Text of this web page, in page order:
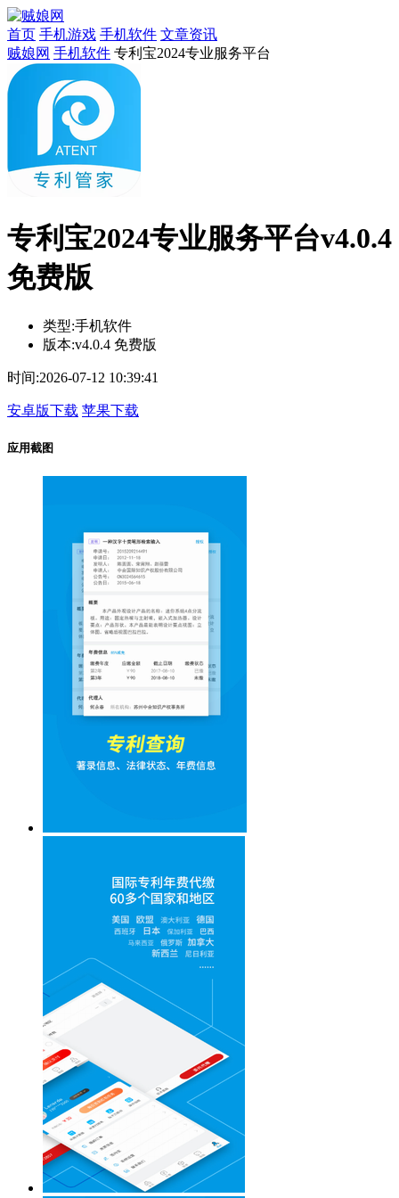
首页 手机游戏 手机软件 文章资讯
贼娘网 手机软件 专利宝2024专业服务平台
专利宝2024专业服务平台v4.0.4
免费版
类型:手机软件
版本:v4.0.4 免费版
时间:2026-07-12 10:39:41
安卓版下载 苹果下载
应用截图